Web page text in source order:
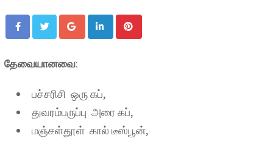
தேவையானவை:
பச்சரிசி ஒரு கப்,
துவரம்பருப்பு அரை கப்,
மஞ்சள்தூள் கால் டீஸ்பூன்,